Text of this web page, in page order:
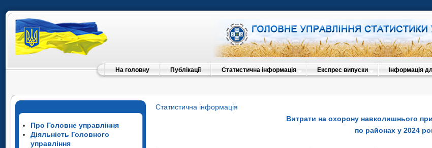
На головну Публікації Статистична інформація Експрес випуски Інформація
Про Головне управління
Діяльність Головного
управління
Статистична інформація
Витрати на охорону навколишнього
по районах у 2024